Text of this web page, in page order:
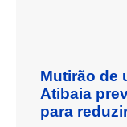
Mutirão de
Atibaia
para